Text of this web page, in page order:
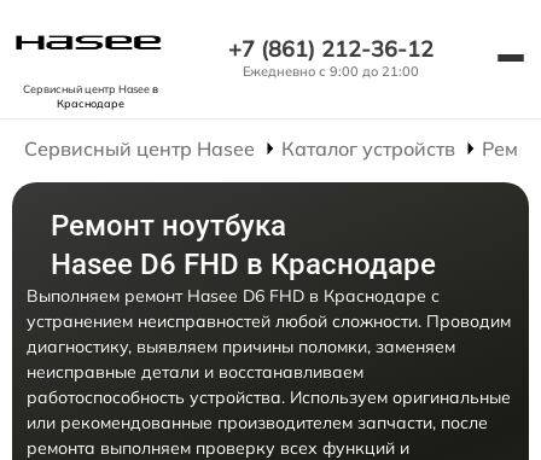
Сервисный центр Haseeв
Краснодаре
+7 (861) 212-36-12
Ежедневно с 9:00 до 21:00
Сервисный центр Hasee Каталог устройств
Ремонт ноутбука
Hasee D6 FHD в Краснодаре
Выполняем ремонт Hasee D6 FHD в Краснодаре с
устранением неисправностей любой сложности. Проводим
диагностику, выявляем причины поломки, заменяем
неисправные детали и восстанавливаем
работоспособность устройства. Используем оригинальные
или рекомендованные производителем запчасти, после
ремонта выполняем проверку всех функций и